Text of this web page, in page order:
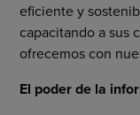
eficiente y
capacitando a sus
ofrecemos con
El poder de la